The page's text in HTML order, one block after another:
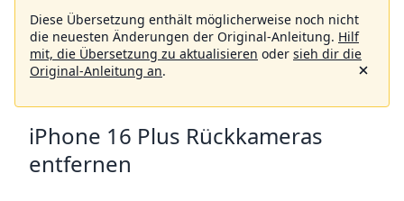
Diese Übersetzung enthält möglicherweise noch nicht
die neuesten Änderungen der Original-Anleitung. Hilf
mit, die Übersetzung zu aktualisieren oder sieh dir die
Original-Anleitung an.
iPhone 16 Plus Rückkameras
entfernen